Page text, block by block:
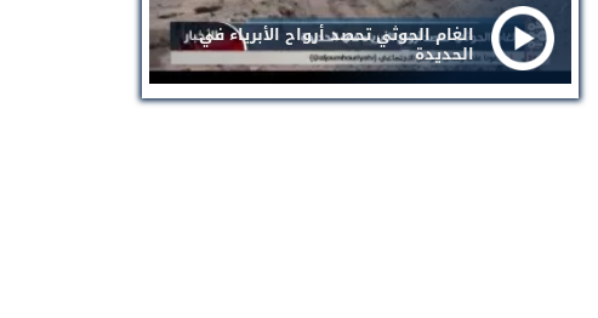
الغام الحوثي تحصد أرواح الأبرياء في
الحديدة